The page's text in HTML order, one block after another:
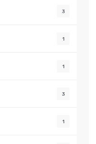
3
1
1
3
1